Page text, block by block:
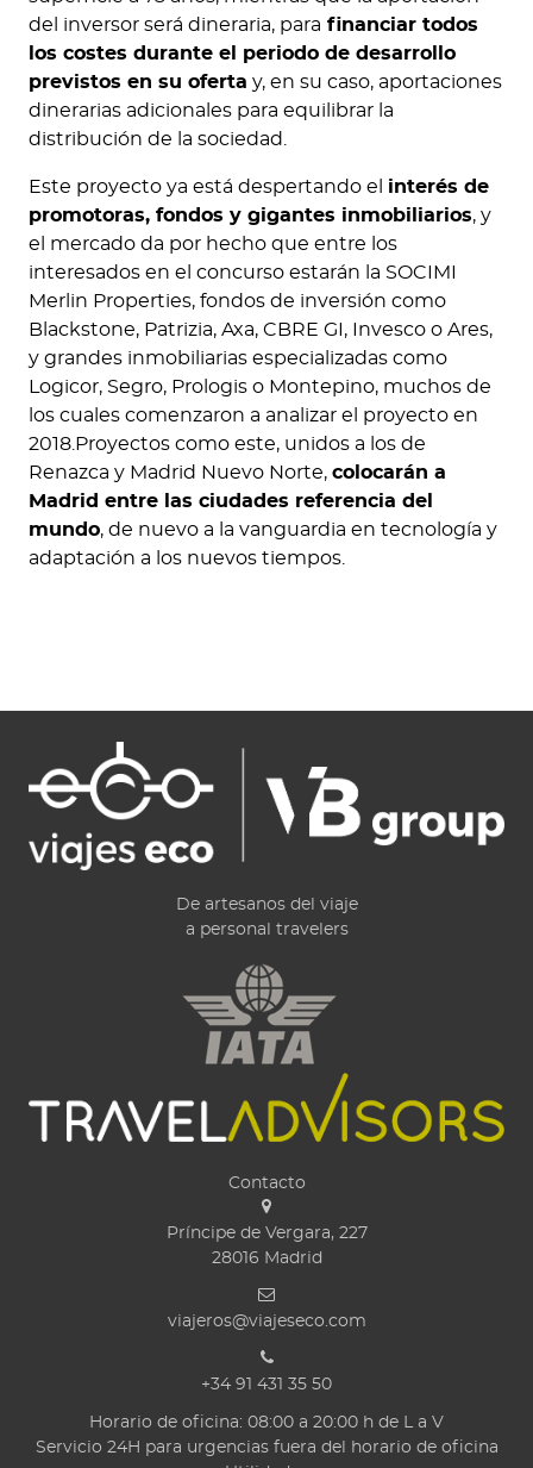
del inversor será dineraria, para financiar todos
los costes durante el periodo de desarrollo
previstos en su oferta y, en su caso, aportaciones
dinerarias adicionales para equilibrar la
distribución de la sociedad.
Este proyecto ya está despertando el interés de
promotoras, fondos y gigantes inmobiliarios, y
el mercado da por hecho que entre los
interesados en el concurso estarán la SOCIMI
Merlin Properties, fondos de inversión como
Blackstone, Patrizia, Axa, CBRE GI, Invesco o Ares,
y grandes inmobiliarias especializadas como
Logicor, Segro, Prologis o Montepino, muchos de
los cuales comenzaron a analizar el proyecto en
2018.Proyectos como este, unidos a los de
Renazca y Madrid Nuevo Norte, colocarán a
Madrid entre las ciudades referencia del
mundo, de nuevo a la vanguardia en tecnología y
adaptación a los nuevos tiempos.
De artesanos del viaje
a personal travelers
Contacto
Príncipe de Vergara, 227
28016 Madrid
viajeros@viajeseco.com
+34 91 431 35 50
Horario de oficina: 08:00 a 20:00 h de L a V
Servicio 24H para urgencias fuera del horario de oficina